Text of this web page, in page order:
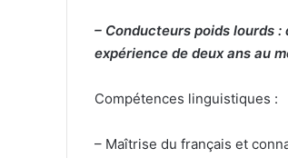
– Conducteurs poids lourds
expérience de deux ans au
Compétences linguistiques :
– Maîtrise du français et